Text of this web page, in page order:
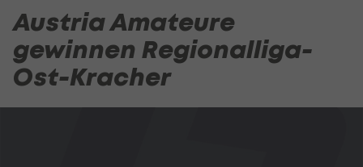
Austria Amateure
gewinnen Regionalliga-
Ost-Kracher